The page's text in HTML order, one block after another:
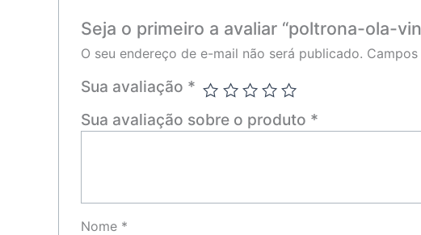
Seja o primeiro a avaliar “poltrona-ola-
O seu endereço de e-mail não será publicado.
Sua avaliação *
Sua avaliação sobre o produto *
Nome *